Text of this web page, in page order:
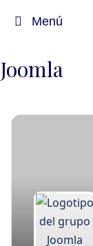
Menú
Joomla